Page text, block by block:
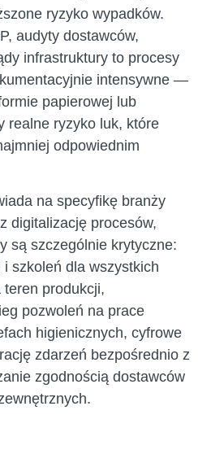
ryzyko wypadków.
audyty dostawców,
infrastruktury to procesy
intensywne —
papierowej lub
realne ryzyko luk, które
odpowiednim
na specyfikę branży
digitalizację procesów,
są szczególnie krytyczne:
i szkoleń dla wszystkich
produkcji,
pozwoleń na prace
higienicznych, cyfrowe
zdarzeń bezpośrednio z
zgodnością dostawców